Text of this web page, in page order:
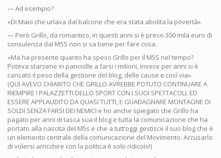
— Ad esempio?
«Di Maio che urlava dal balcone che era stata abolita la povertà».
— Però Grillo, da romantico, in questi anni si è preso 300 mila euro di
consulenza dal M5S non si sa bene per fare cosa.
«Ma ha presente quanto ha speso Grillo per il M5S nel tempo?
Poteva starsene in panciolle a farsi i milioni, invece per anni si è
caricato il peso della gestione del blog, delle cause e così via».
(QUI AVEVO CHIARITO CHE GRILLO AVREBBE POTUTO CONTINUARE A
RIEMPIRE I PALAZZETTI DELLO SPORT CON I SUOI SPETTACOLI, ED
ESSERE APPLAUDITO DA QUASI TUTTI, E GUADAGNARE MONTAGNE DI
SOLDI SENZA FARSI DEI NEMICI e ho anche spiegato che Grillo ha
pagato per anni di tasca sua il blog e tutta la comunicazione che ha
portato alla nascita del M5s e che a tutt’oggi gestisce il suo blog che è
un elemento centrale della comunicazione del Movimento. Accusarlo
di volersi arricchire con la politica è solo ridicolo!)